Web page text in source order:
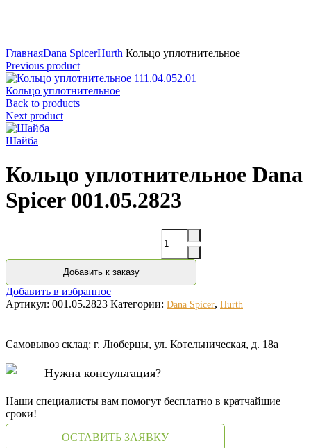
ГлавнаяDana SpicerHurth Кольцо уплотнительное
Previous product
Кольцо уплотнительное
Back to products
Next product
Шайба
Кольцо уплотнительное Dana
Spicer 001.05.2823
Количество
Добавить к заказу
Добавить в избранное
Артикул: 001.05.2823 Категории: Dana Spicer, Hurth
Самовывоз склад: г. Люберцы, ул. Котельническая, д. 18а
Нужна консультация?
Наши специалисты вам помогут бесплатно в кратчайшие
сроки!
ОСТАВИТЬ ЗАЯВКУ